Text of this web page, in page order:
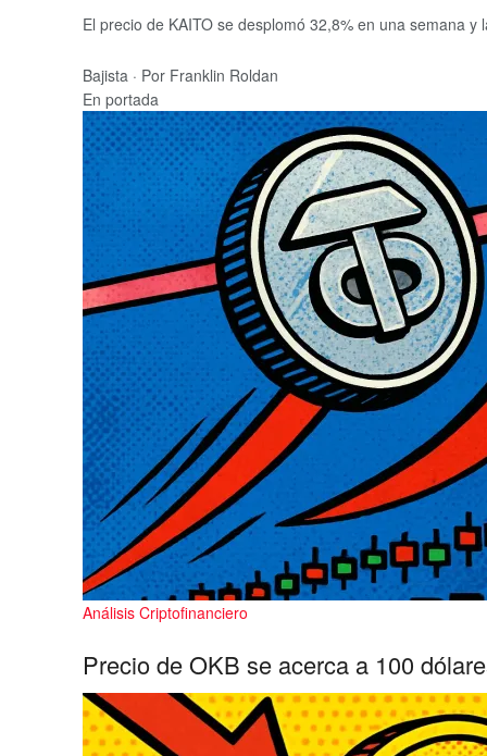
El precio de KAITO se desplomó 32,8% en una semana
Bajista · Por Franklin Roldan
En portada
Análisis Criptofinanciero
Precio de OKB se acerca a 100